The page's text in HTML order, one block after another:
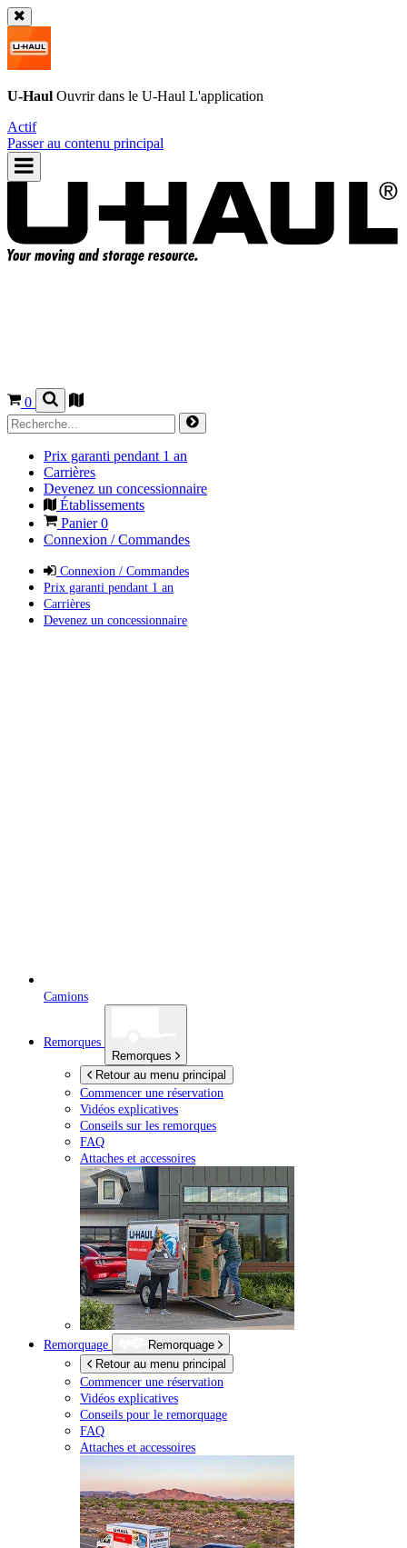
U-Haul Ouvrir dans le U-Haul L'application
Actif
Passer au contenu principal
0
Prix garanti pendant 1 an
Carrières
Devenez un concessionnaire
Établissements
Panier0
Connexion / Commandes
Connexion / Commandes
Prix garanti pendant 1 an
Carrières
Devenez un concessionnaire
Camions
Remorques
Remorques
Retour au menu principal
Commencer une réservation
Vidéos explicatives
Conseils sur les remorques
FAQ
Attaches et accessoires
Remorquage
Remorquage
Retour au menu principal
Commencer une réservation
Vidéos explicatives
Conseils pour le remorquage
FAQ
Attaches et accessoires